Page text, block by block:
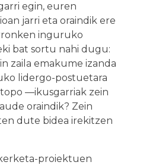
egin, euren
jarri eta oraindik ere
inguruko
bat sortu nahi dugu:
zaila emakume izanda
lidergo-postuetara
—ikusgarriak zein
oraindik? Zein
dute bidea irekitzen
proiektuen